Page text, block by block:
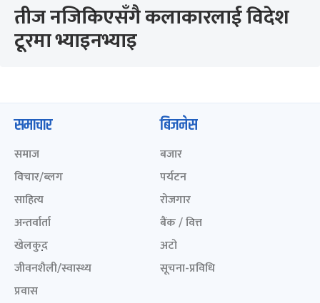
तीज नजिकिएसँगै कलाकारलाई विदेश
टूरमा भ्याइनभ्याइ
समाचार
समाज
विचार/ब्लग
साहित्य
अन्तर्वार्ता
खेलकुद़़
जीवनशैली/स्वास्थ्य
प्रवास
बिजनेस
बजार
पर्यटन
रोजगार
बैंक / वित्त
अटो
सूचना-प्रविधि